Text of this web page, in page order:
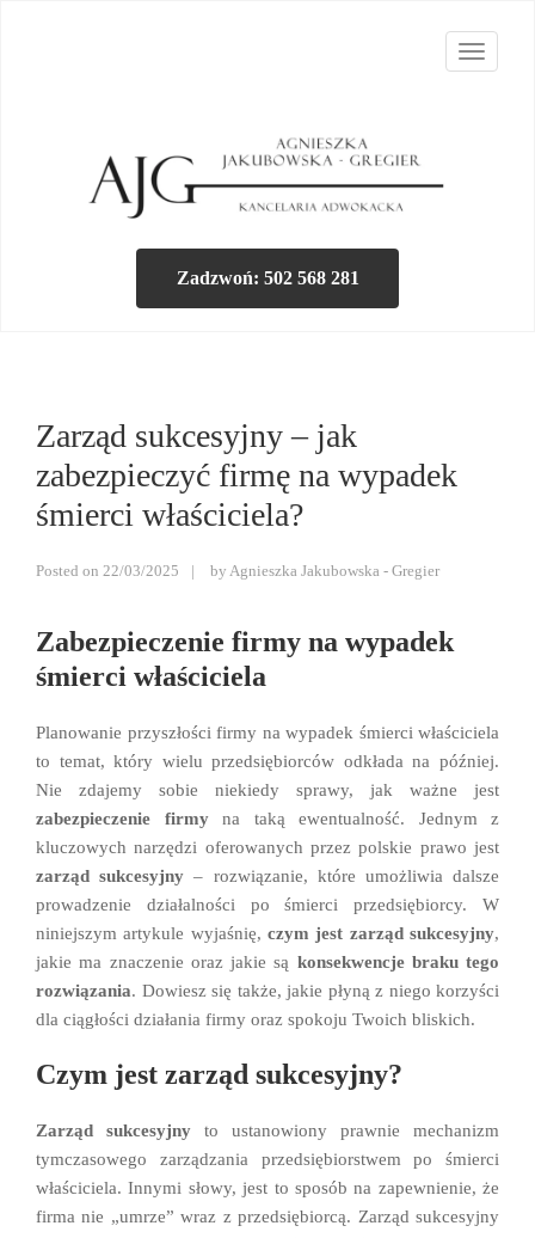
T
Zadzwoń: 502 568 281
Zarząd sukcesyjny – jak
zabezpieczyć firmę na wypadek
śmierci właściciela?
Posted on 22/03/2025 by Agnieszka Jakubowska - Gregier
Zabezpieczenie firmy na wypadek
śmierci właściciela
Planowanie przyszłości firmy na wypadek śmierci właściciela
to temat, który wielu przedsiębiorców odkłada na później.
Nie zdajemy sobie niekiedy sprawy, jak ważne jest
zabezpieczenie firmyna taką ewentualność. Jednym z
kluczowych narzędzi oferowanych przez polskie prawo jest
zarząd sukcesyjny – rozwiązanie, które umożliwia dalsze
prowadzenie działalności po śmierci przedsiębiorcy. W
niniejszym artykule wyjaśnię, czym jest zarząd sukcesyjny,
jakie ma znaczenie oraz jakie są konsekwencje braku tego
rozwiązania. Dowiesz się także, jakie płyną z niego korzyści
dla ciągłości działania firmy oraz spokoju Twoich bliskich.
Czym jest zarząd sukcesyjny?
Zarząd sukcesyjny to ustanowiony prawnie mechanizm
tymczasowego zarządzania przedsiębiorstwem po śmierci
właściciela. Innymi słowy, jest to sposób na zapewnienie, że
firma nie „umrze” wraz z przedsiębiorcą. Zarząd sukcesyjny